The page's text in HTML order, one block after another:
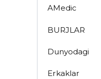
AMedic
BURJLAR
Dunyodagi
Erkaklar